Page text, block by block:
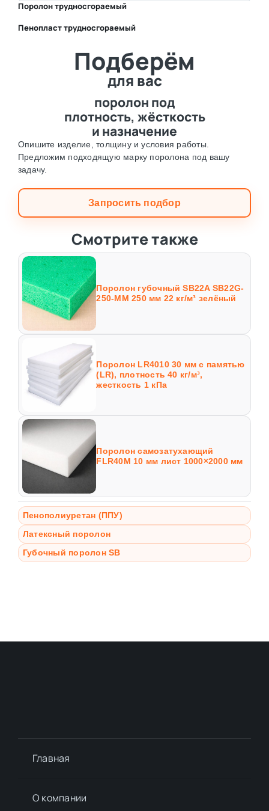
Поролон трудносгораемый
Пенопласт трудносгораемый
Подберём
для вас
поролон под
плотность, жёсткость
и назначение
Опишите изделие, толщину и условия работы.
Предложим подходящую марку поролона под вашу
задачу.
Запросить подбор
Смотрите также
Поролон губочный SB22A SB22G-
250-MM 250 мм 22 кг/м³ зелёный
Поролон LR4010 30 мм с памятью
(LR), плотность 40 кг/м³,
жесткость 1 кПа
Поролон самозатухающий
FLR40M 10 мм лист 1000×2000 мм
Пенополиуретан (ППУ)
Латексный поролон
Губочный поролон SB
Главная
О компании